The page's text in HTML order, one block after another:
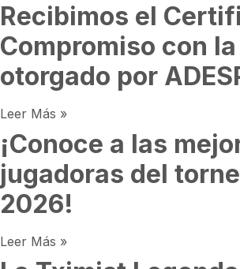
Recibimos el
Compromiso con
otorgado por
Leer Más »
¡Conoce a las
jugadoras del
2026!
Leer Más »